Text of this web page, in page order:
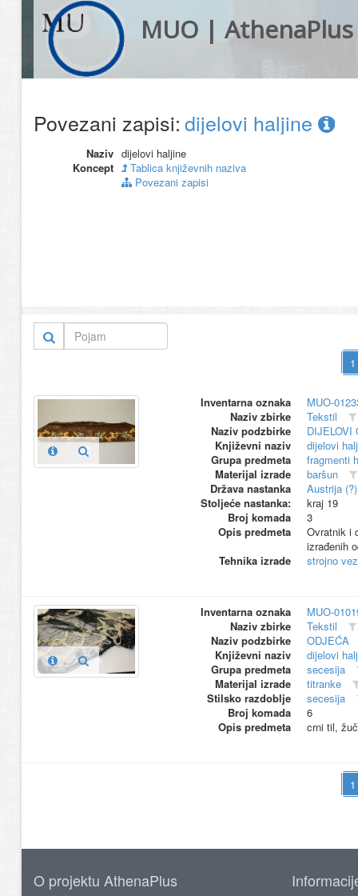
MUO | AthenaPlus
Povezani zapisi:dijelovi haljine
Naziv dijelovi haljine
Koncept
Tablica književnih naziva
Povezani zapisi
Inventarna oznaka
MUO-
Naziv zbirke
Tekstil
Naziv podzbirke
DIJELOVI
Književni naziv
dijelovi
Grupa predmeta
fragmenti
Materijal izrade
baršun
Država nastanka
Austrija (?)
Stoljeće nastanka:
kraj 19
Broj komada
3
Opis predmeta
Ovratnik i
izrađenih
Tehnika izrade
strojno
Inventarna oznaka
MUO-
Naziv zbirke
Tekstil
Naziv podzbirke
ODJEĆA
Književni naziv
dijelovi
Grupa predmeta
secesija
Materijal izrade
titranke
Stilsko razdoblje
secesija
Broj komada
6
Opis predmeta
crni til,
O projektu AthenaPlus